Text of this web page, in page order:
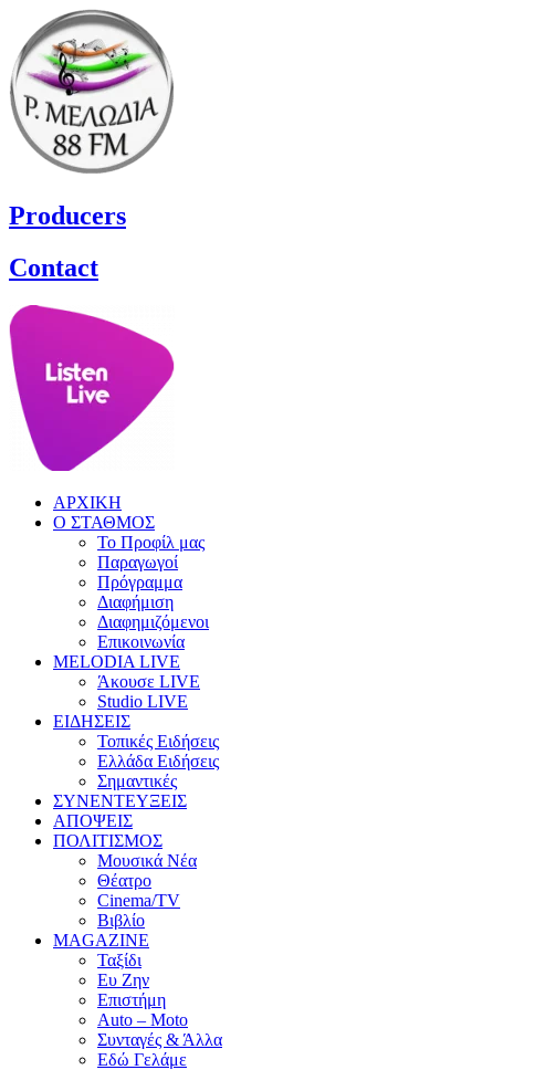
Producers
Contact
ΑΡΧΙΚΗ
Ο ΣΤΑΘΜΟΣ
Το Προφίλ μας
Παραγωγοί
Πρόγραμμα
Διαφήμιση
Διαφημιζόμενοι
Επικοινωνία
MELODIA LIVE
Άκουσε LIVE
Studio LIVE
ΕΙΔΗΣΕΙΣ
Τοπικές Ειδήσεις
Ελλάδα Ειδήσεις
Σημαντικές
ΣΥΝΕΝΤΕΥΞΕΙΣ
ΑΠΟΨΕΙΣ
ΠΟΛΙΤΙΣΜΟΣ
Μουσικά Νέα
Θέατρο
Cinema/TV
Βιβλίο
MAGAZINE
Ταξίδι
Ευ Ζην
Επιστήμη
Auto – Moto
Συνταγές & Άλλα
Εδώ Γελάμε